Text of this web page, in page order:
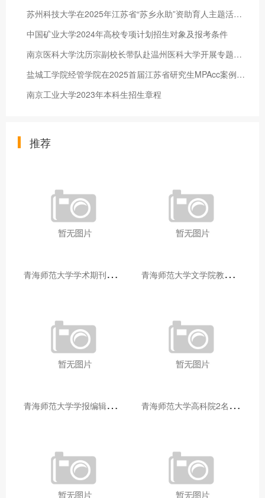
苏州科技大学在2025年江苏省“苏乡永助”资助育人主题活动中获佳绩
中国矿业大学2024年高校专项计划招生对象及报考条件
南京医科大学沈历宗副校长带队赴温州医科大学开展专题调研
盐城工学院经管学院在2025首届江苏省研究生MPAcc案例大赛决赛中获得佳绩
南京工业大学2023年本科生招生章程
推荐
青
海师范大学学术期刊两个专栏入选2025年青海省期刊重点专栏 青
海师范大学文学院教师赴山东省相关高校和学术机构交流学习
青
海师范大学学报编辑部赴大通县城关镇上毛佰胜村开展帮扶慰问活动 青
海师范大学高科院2名专家当选中国科学院院士